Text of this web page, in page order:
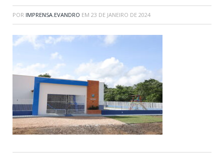
POR IMPRENSA.EVANDRO EM 23 DE JANEIRO DE 2024